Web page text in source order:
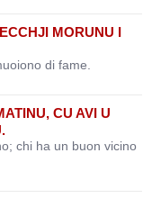
MORUNU I
di fame.
CU AVI U
chi ha un buon vicino